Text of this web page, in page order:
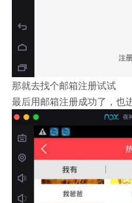
那就去找个邮箱注册试试
最后用邮箱注册成功了，也